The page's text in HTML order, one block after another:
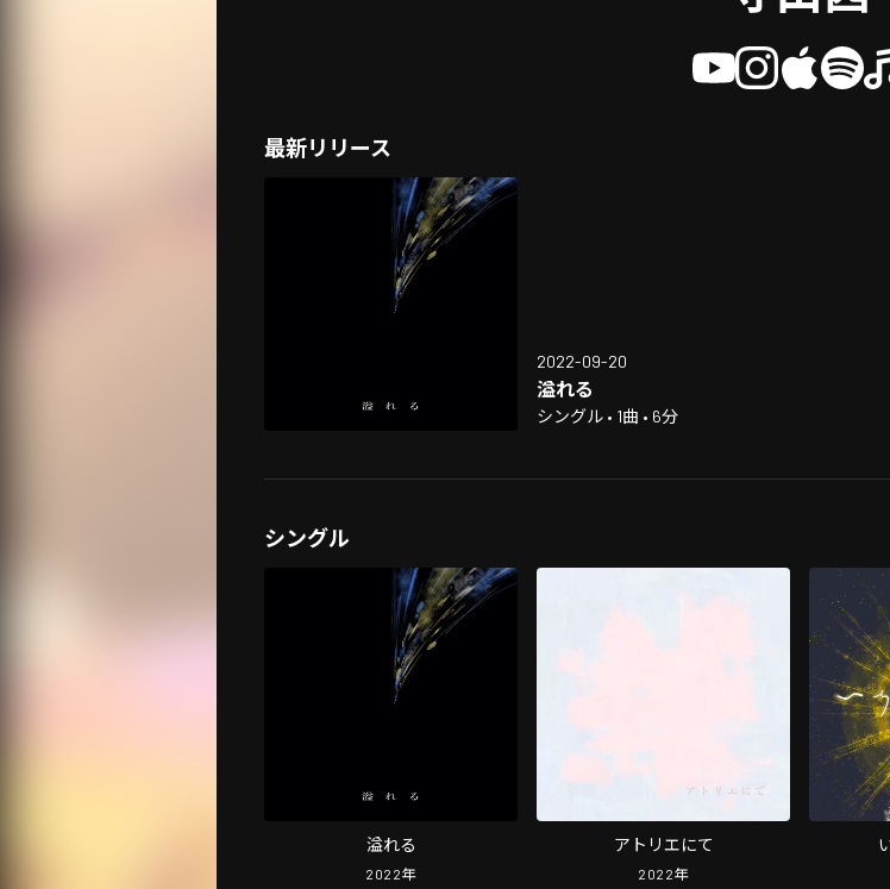
最新リリース
2022-09-20
溢れる
シングル • 1曲 • 6分
シングル
溢れる
2022年
アトリエにて
2022年